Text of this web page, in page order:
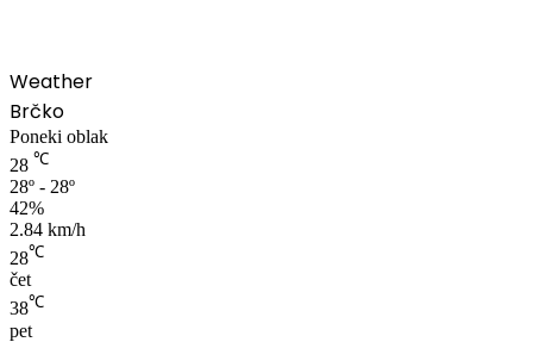
Weather
Brčko
Poneki oblak
28 ℃
28º - 28º
42%
2.84 km/h
28℃
čet
38℃
pet